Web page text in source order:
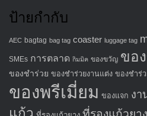
ป้ายกำกับ
AEC bagtag bag tag coaster luggage tag
SMEs การตลาด กิมมิค ของขวัญ ขอ
ของชำร่วย ของชำร่วยงานแต่ง ของชำร่
ของพรีเมี่ยม ของแจก งา